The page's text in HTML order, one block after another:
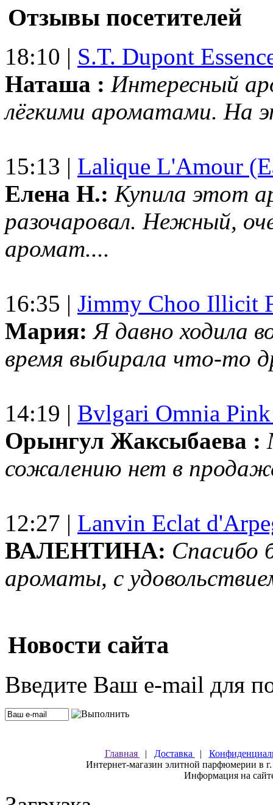
Отзывы посетителей
18:10 | S.T. Dupont
Наташа : Интересный
лёгкими ароматами. На
15:13 | Lalique L'Amour
Елена Н.: Купила этот
разочаровал. Нежный,
аромат....
16:35 | Jimmy Choo Illicit
Мария: Я давно ходила
время выбирала что-то
14:19 | Bvlgari Omnia
Орынгул Жаксыбаева :
сожалению нет в
12:27 | Lanvin Eclat
ВАЛЕНТИНА: Спасибо
ароматы, с
Новости сайта
Введите Ваш e-mail для
Главная | Доставка |
Интернет-магазин элитной парфюмерии в
Информация на